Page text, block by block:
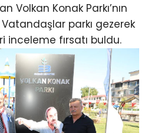
Volkan Konak Parkı’nın
Vatandaşlar parkı gezerek
inceleme fırsatı buldu.